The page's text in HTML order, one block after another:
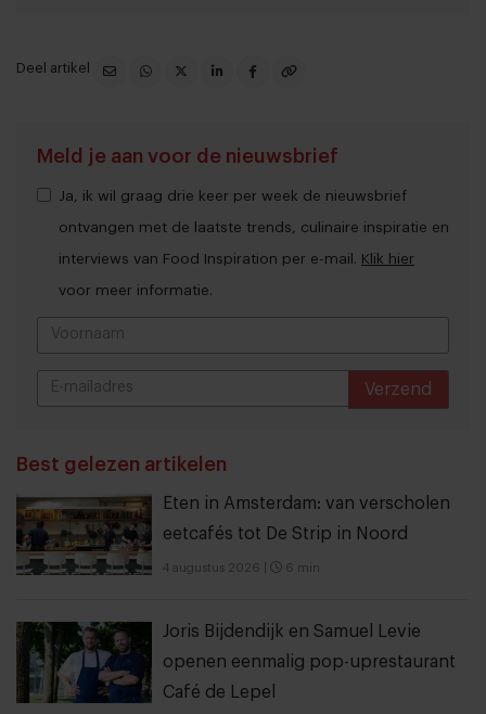
Deel artikel
Meld je aan voor de nieuwsbrief
Ja, ik wil graag drie keer per week de nieuwsbrief
ontvangen met de laatste trends, culinaire inspiratie en
interviews van Food Inspiration per e-mail. Klik hier
voor meer informatie.
Verzend
Best gelezen artikelen
Eten in Amsterdam: van verscholen
eetcafés tot De Strip in Noord
4 augustus 2026 6 min
Joris Bijdendijk en Samuel Levie
openen eenmalig pop-uprestaurant
Café de Lepel